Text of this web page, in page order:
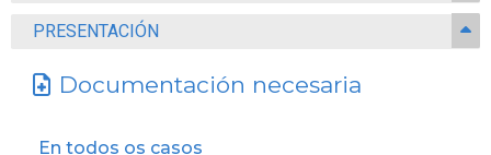
PRESENTACIÓN
Documentación necesaria
En todos os casos